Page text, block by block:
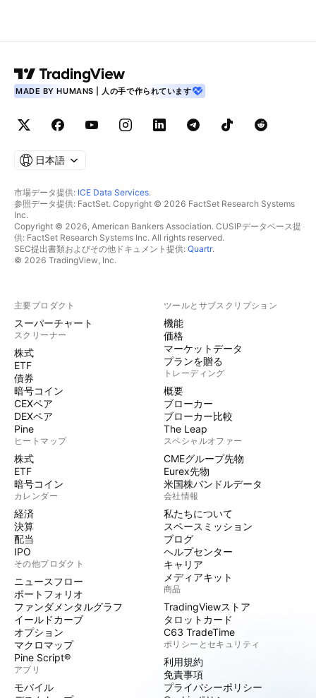
MADE BY HUMANS | 人の手で作られています
日本語
市場データ提供: ICE Data Services.
参照データ提供: FactSet. Copyright © 2026 FactSet Research Systems
Inc.
Copyright © 2026, American Bankers Association. CUSIPデータベース提
供: FactSet Research Systems Inc. All rights reserved.
SEC提出書類およびその他ドキュメント提供: Quartr.
© 2026 TradingView, Inc.
主要プロダクト
スーパーチャート
スクリーナー
株式
ETF
債券
暗号コイン
CEXペア
DEXペア
Pine
ヒートマップ
株式
ETF
暗号コイン
カレンダー
経済
決算
配当
IPO
その他プロダクト
ニュースフロー
ポートフォリオ
ファンダメンタルグラフ
イールドカーブ
オプション
マクロマップ
Pine Script®
アプリ
モバイル
ツールとサブスクリプション
機能
価格
マーケットデータ
プランを贈る
トレーディング
概要
ブローカー
ブローカー比較
The Leap
スペシャルオファー
CMEグループ先物
Eurex先物
米国株バンドルデータ
会社情報
私たちについて
スペースミッション
ブログ
ヘルプセンター
キャリア
メディアキット
商品
TradingViewストア
タロットカード
C63 TradeTime
ポリシーとセキュリティ
利用規約
免責事項
プライバシーポリシー